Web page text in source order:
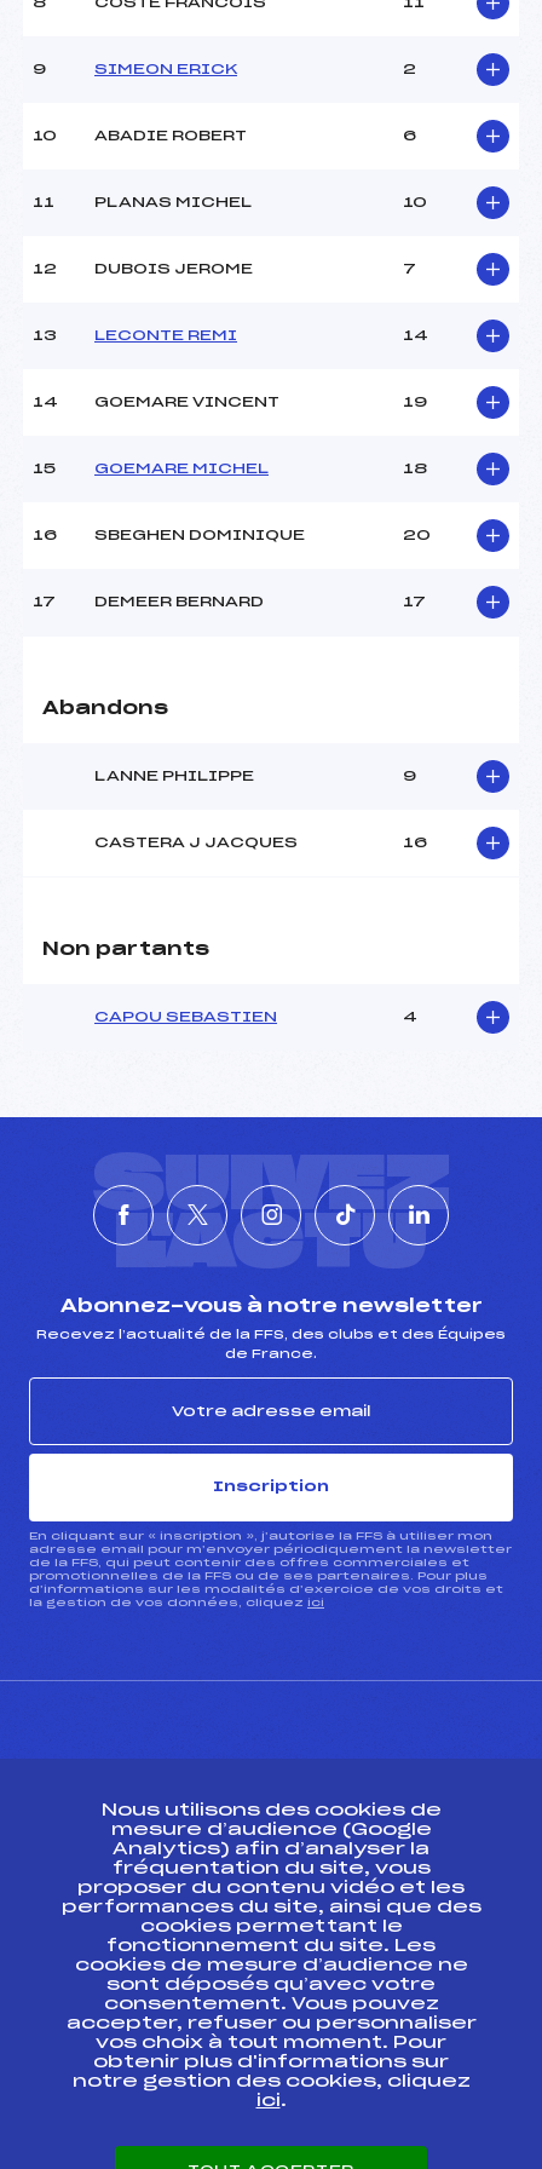
8 COSTE FRANCOIS 11
9 SIMEON ERICK 2
10 ABADIE ROBERT 6
11 PLANAS MICHEL 10
12 DUBOIS JEROME 7
13 LECONTE REMI 14
14 GOEMARE VINCENT 19
15 GOEMARE MICHEL 18
16 SBEGHEN DOMINIQUE 20
17 DEMEER BERNARD 17
Abandons
LANNE PHILIPPE 9
CASTERA J JACQUES 16
Non partants
CAPOU SEBASTIEN 4
SUIVEZ
L'ACTU
Abonnez-vous à notre newsletter
Recevez l’actualité de la FFS, des clubs et des Équipes
de France.
Inscription
En cliquant sur « inscription », j’autorise la FFS à utiliser mon
adresse email pour m’envoyer périodiquement la newsletter
de la FFS, qui peut contenir des offres commerciales et
promotionnelles de la FFS ou de ses partenaires. Pour plus
d’informations sur les modalités d’exercice de vos droits et
la gestion de vos données, cliquez ici
Ressources
Pass’Neige
Projet sportif fédéral
Projet de performance fédéral
Antidopage
Pôle Développement, Formation, Suivi
Scientifique
Listes ministérielles
Pôle vie de l’athlète
Enseignement professionnel
Nous utilisons des cookies de
mesure d’audience (Google
Analytics) afin d’analyser la
fréquentation du site, vous
proposer du contenu vidéo et les
performances du site, ainsi que des
cookies permettant le
fonctionnement du site. Les
cookies de mesure d’audience ne
sont déposés qu’avec votre
consentement. Vous pouvez
accepter, refuser ou personnaliser
vos choix à tout moment. Pour
obtenir plus d'informations sur
notre gestion des cookies, cliquez
ici.